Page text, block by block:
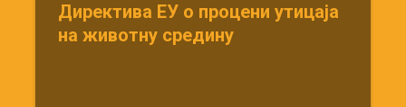
Директива ЕУ о процени утицаја
на животну средину